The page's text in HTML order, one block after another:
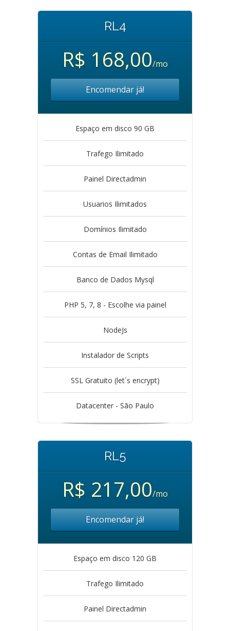
RL4
R$ 168,00/mo
Encomendar já!
Espaço em disco 90 GB
Trafego Ilimitado
Painel Directadmin
Usuarios Ilimitados
Domínios Ilimitado
Contas de Email Ilimitado
Banco de Dados Mysql
PHP 5, 7, 8 - Escolhe via painel
NodeJs
Instalador de Scripts
SSL Gratuito (let´s encrypt)
Datacenter - São Paulo
RL5
R$ 217,00/mo
Encomendar já!
Espaço em disco 120 GB
Trafego Ilimitado
Painel Directadmin